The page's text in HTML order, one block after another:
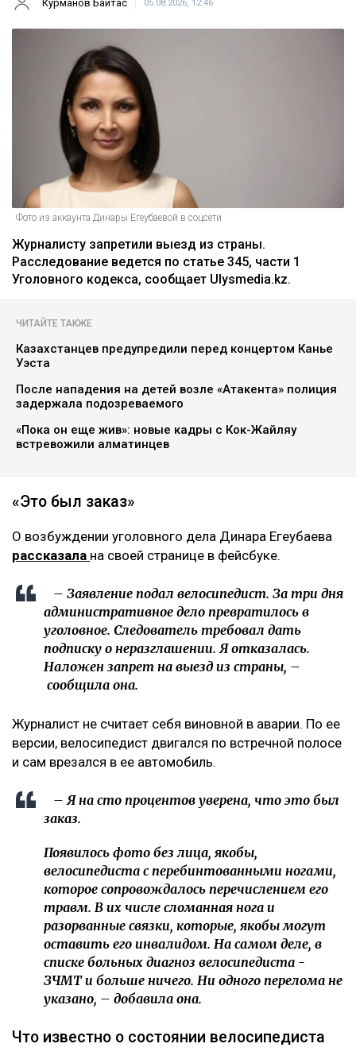
Курманов Байтас 05.08.2026, 12:46
Фото из аккаунта Динары Егеубаевой в соцсети
Журналисту запретили выезд из страны.
Расследование ведется по статье 345, части 1
Уголовного кодекса, сообщает Ulysmedia.kz.
ЧИТАЙТЕ ТАКЖЕ
Казахстанцев предупредили перед концертом Канье
Уэста
После нападения на детей возле «Атакента» полиция
задержала подозреваемого
«Пока он еще жив»: новые кадры с Кок-Жайляу
встревожили алматинцев
«Это был заказ»
О возбуждении уголовного дела Динара Егеубаева
рассказала на своей странице в фейсбуке.
– Заявление подал велосипедист. За три дня
административное дело превратилось в
уголовное. Следователь требовал дать
подписку о неразглашении. Я отказалась.
Наложен запрет на выезд из страны, –
сообщила она.
Журналист не считает себя виновной в аварии. По ее
версии, велосипедист двигался по встречной полосе
и сам врезался в ее автомобиль.
– Я на сто процентов уверена, что это был
заказ.
Появилось фото без лица, якобы,
велосипедиста с перебинтованными ногами,
которое сопровождалось перечислением его
травм. В их числе сломанная нога и
разорванные связки, которые, якобы могут
оставить его инвалидом. На самом деле, в
списке больных диагноз велосипедиста -
ЗЧМТ и больше ничего. Ни одного перелома не
указано, – добавила она.
Что известно о состоянии велосипедиста